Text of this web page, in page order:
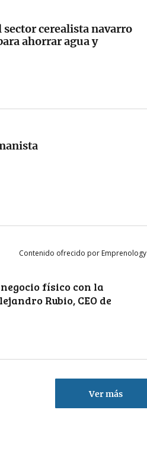
cerealista navarro
ahorrar agua y
Contenido ofrecido por Emprenology
físico con la
Rubio, CEO de
Ver más